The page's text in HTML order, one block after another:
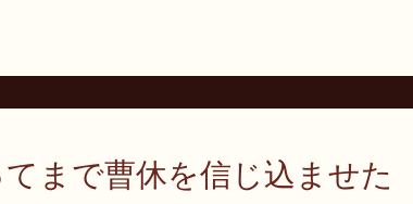
まで曹休を信じ込ませた